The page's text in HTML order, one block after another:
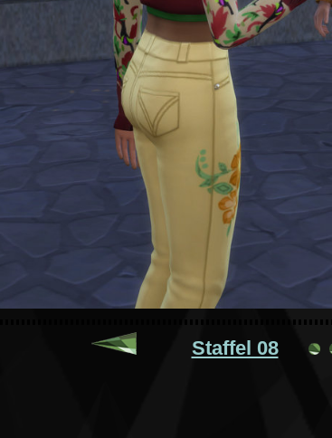
Staffel 08